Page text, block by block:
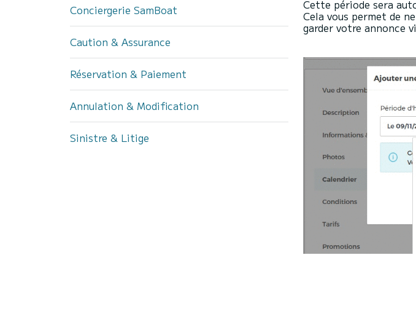
Conciergerie SamBoat
Caution & Assurance
Réservation & Paiement
Annulation & Modification
Sinistre & Litige
Cette période sera
Cela vous permet de
garder votre annonce